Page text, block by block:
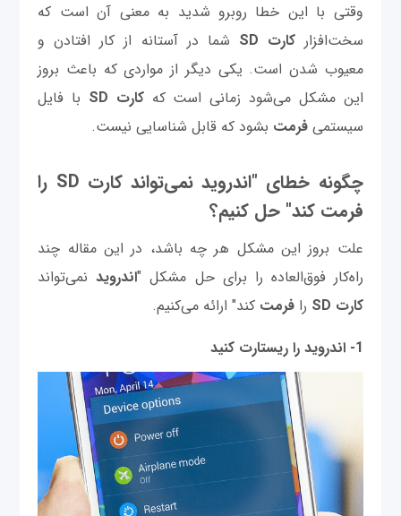
وقتی با این خطا روبرو شدید به معنی آن است که
سخت‌افزارکارت SD
شما در آستانه از کار افتادن و
معیوب شدن است. یکی دیگر از مواردی که باعث بروز
این مشکل می‌شود زمانی است کهکارت SD
با فایل
سیستمیفرمت بشود که قابل شناسایی نیست.
چگونه خطای "اندروید نمی‌تواند کارت SD را
فرمت کند" حل کنیم؟
علت بروز این مشکل هر چه باشد، در این مقاله چند
راه‌کار فوق‌العاده را برای حل مشکل "اندرویدنمی‌تواند
کارت SD
رافرمت کند" ارائه می‌کنیم.
1- اندروید را ریستارت کنید